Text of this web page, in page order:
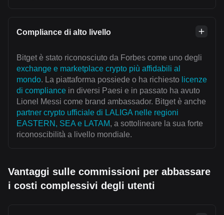
Compliance di alto livello
Bitget è stato riconosciuto da Forbes come uno degli
exchange e marketplace crypto più affidabili al
mondo. La piattaforma possiede o ha richiesto licenze
di compliance in diversi Paesi e in passato ha avuto
Lionel Messi come brand ambassador. Bitget è anche
partner crypto ufficiale di LALIGA nelle regioni
EASTERN, SEA e LATAM, a sottolineare la sua forte
riconoscibilità a livello mondiale.
Vantaggi sulle commissioni per abbassare
i costi complessivi degli utenti